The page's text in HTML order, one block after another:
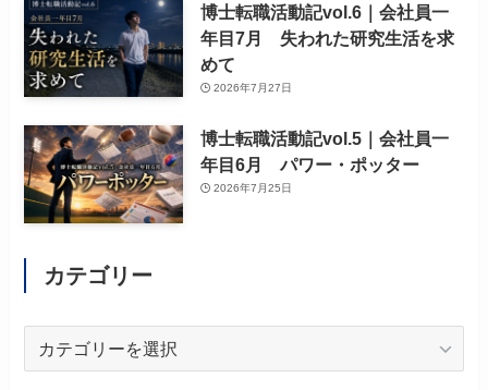
博士転職活動記vol.6｜会社員一
年目7月 失われた研究生活を求
めて
2026年7月27日
博士転職活動記vol.5｜会社員一
年目6月 パワー・ポッター
2026年7月25日
カテゴリー